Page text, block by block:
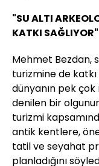
"SU ALTI
KATKI SAĞLIYOR"
Mehmet Bezdan,
turizmine de katkı
dünyanın pek
denilen bir
turizmi
antik kentlere,
tatil ve seyahat
planladığını